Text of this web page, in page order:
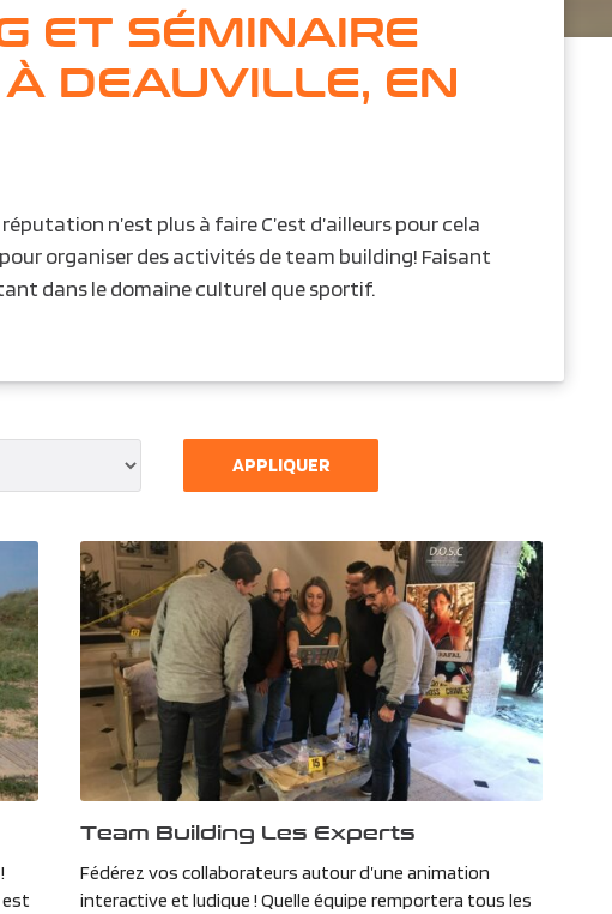
ET SÉMINAIRE
DEAUVILLE, EN
n’est plus à faire C’est d’ailleurs pour cela
organiser des activités de team building! Faisant
dans le domaine culturel que sportif.
APPLIQUER
est
Team Building Les Experts
Fédérez vos collaborateurs autour d’une animation
interactive et ludique ! Quelle équipe remportera tous les